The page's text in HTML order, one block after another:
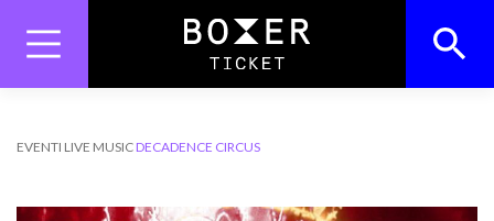
content
EVENTI LIVE MUSIC DECADENCE CIRCUS